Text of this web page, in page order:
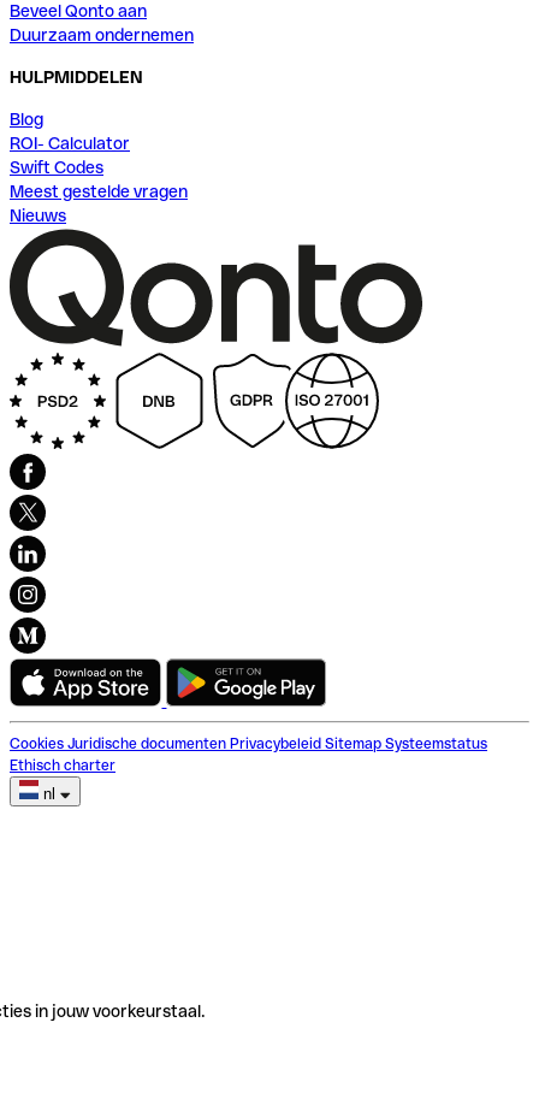
Beveel Qonto aan
Duurzaam ondernemen
HULPMIDDELEN
Blog
ROI- Calculator
Swift Codes
Meest gestelde vragen
Nieuws
Cookies Juridische documenten Privacybeleid Sitemap Systeemstatus
Ethisch charter
nl
in jouw voorkeurstaal.